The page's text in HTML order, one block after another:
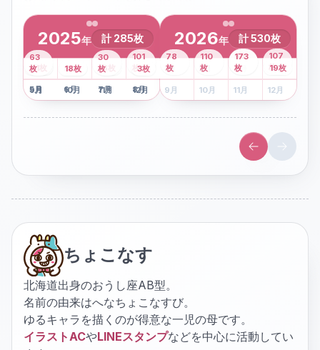
2025年 計 285枚
1月
2枚 2月 3月 4月
8枚
5月
41 枚
6月
13枚
7月
6枚
8月
101
枚
9月
63
枚
10月
18枚
11月
30
枚
12月
3枚
2026年 計530枚
1月 2月 3月
43
枚
4月
107
枚
5 月
78
枚
6月
110
枚
7月
173
枚
8月
19枚
9 月 10月 11月 12月
ちょこなす
北海道出身のおうし座AB型。
名前の由来はへなちょこなすび。
ゆるキャラを描くのが得意な一児の母です。
イラストACやLINEスタンプなどを中心に活動してい